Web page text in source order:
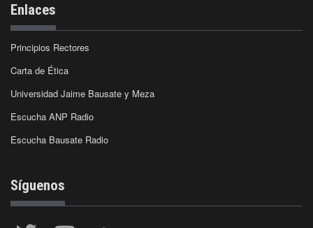
Enlaces
Principios Rectores
Carta de Ética
Universidad Jaime Bausate y Meza
Escucha ANP Radio
Escucha Bausate Radio
Síguenos